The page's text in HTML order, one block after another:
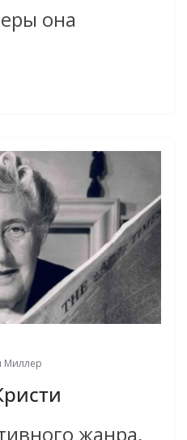
она
Миллер
жанра,